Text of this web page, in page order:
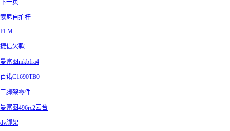
下一页
索尼自拍杆
FLM
捷信欠款
曼富图mkbfra4
百诺C1690TB0
三脚架零件
曼富图496rc2云台
dv脚架